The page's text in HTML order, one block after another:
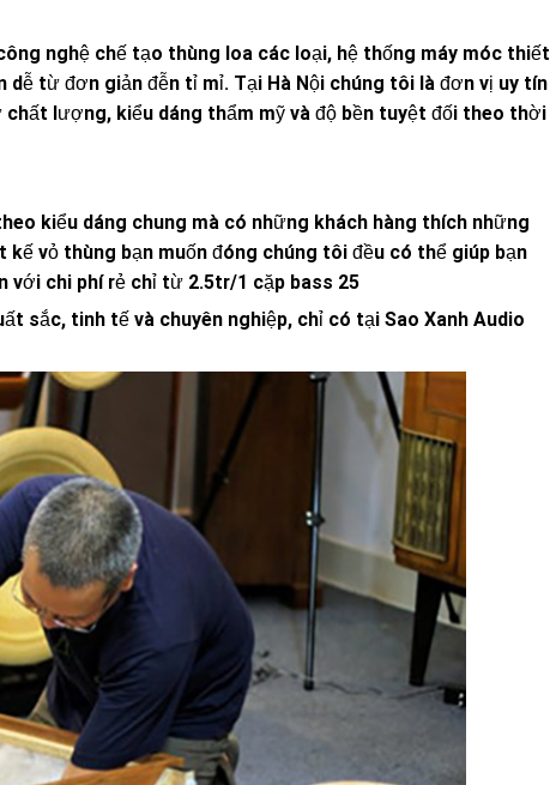
nghệ chế tạo thùng loa các loại, hệ thống máy móc thiết
từ đơn giản đễn tỉ mỉ. Tại Hà Nội chúng tôi là đơn vị uy tín
lượng, kiểu dáng thẩm mỹ và độ bền tuyệt đối theo thời
kiểu dáng chung mà có những khách hàng thích những
vỏ thùng bạn muốn đóng chúng tôi đều có thể giúp bạn
với chi phí rẻ chỉ từ 2.5tr/1 cặp bass 25
sắc, tinh tế và chuyên nghiệp, chỉ có tại Sao Xanh Audio